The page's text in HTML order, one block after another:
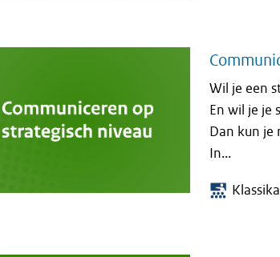
Wil je een
En wil je je
Dan kun je
In...